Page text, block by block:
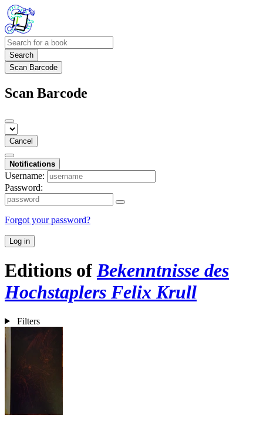
Search
Scan Barcode
Scan Barcode
Cancel
Notifications
Username:
Password:
Forgot your password?
Log in
Editions ofBekenntnisse des
Hochstaplers Felix Krull
Filters